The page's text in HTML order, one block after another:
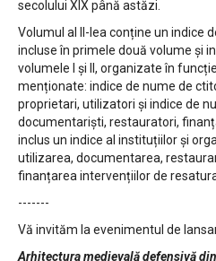
secolului XIX până astăzi.
Volumul al II-lea conține un indice
incluse în primele două volume și
volumele I și II, organizate în
menționate: indice de nume de
proprietari, utilizatori și indice de
documentariști, restauratori,
inclus un indice al instituțiilor și
utilizarea, documentarea,
finanțarea intervențiilor de
-------
Vă invităm la evenimentul de
Arhitectura medievală defensivă